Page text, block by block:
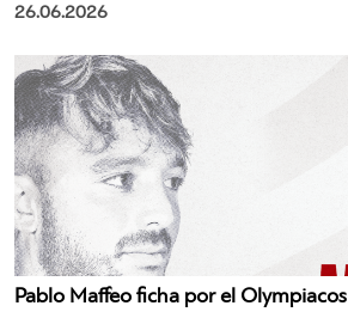
26.06.2026
Pablo Maffeo ficha por el Olympiacos